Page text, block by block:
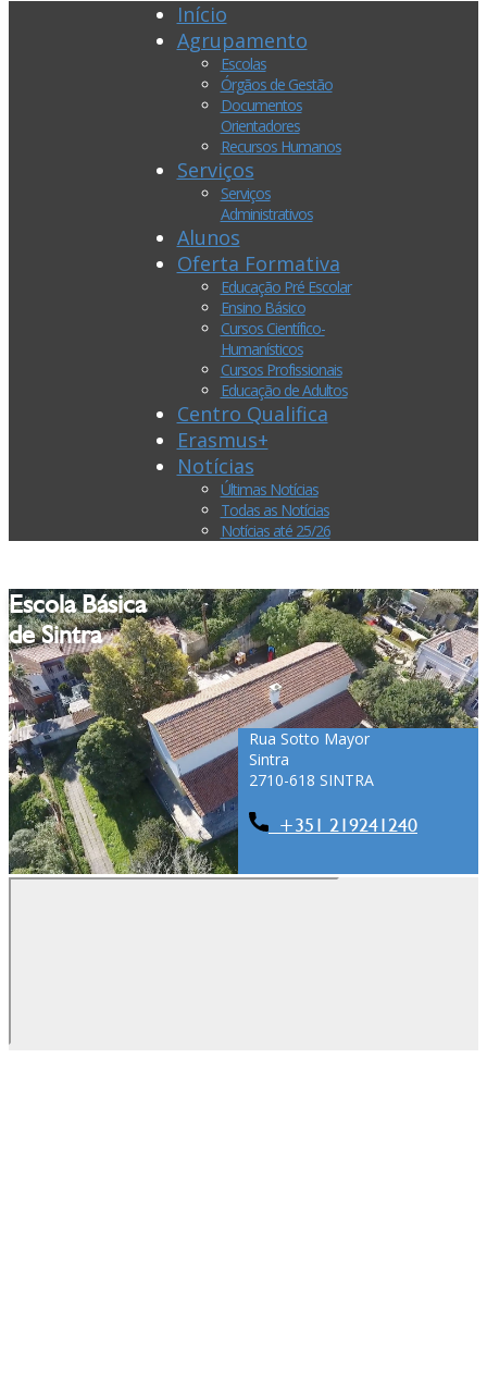
Início
Agrupamento
Escolas
Órgãos de Gestão
Documentos
Orientadores
Recursos Humanos
Serviços
Serviços
Administrativos
Alunos
Oferta Formativa
Educação Pré Escolar
Ensino Básico
Cursos Científico-
Humanísticos
Cursos Profissionais
Educação de Adultos
Centro Qualifica
Erasmus+
Notícias
Últimas Notícias
Todas as Notícias
Notícias até 25/26
Escola Básica
de Sintra
Rua Sotto Mayor
Sintra
2710-618 SINTRA
+351 ​​​​​​219241240